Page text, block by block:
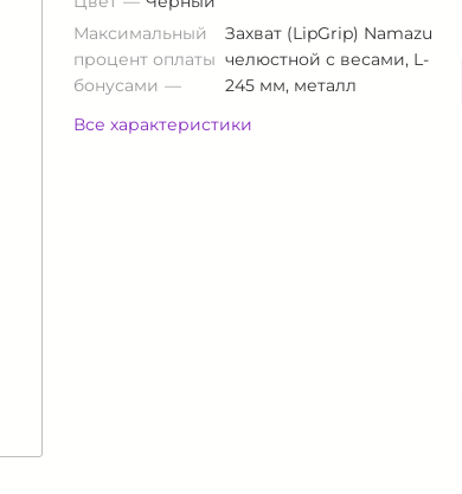
Максимальный
процент оплаты
бонусами
Захват (LipGrip) Namazu
челюстной с весами, L-
245 мм, металл
Все характеристики